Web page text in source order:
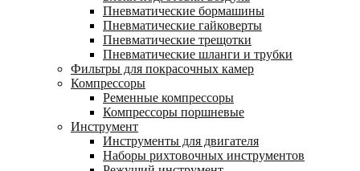
Пневматические бормашины
Пневматические гайковерты
Пневматические трещотки
Пневматические шланги и трубки
Фильтры для покрасочных камер
Компрессоры
Ременные компрессоры
Компрессоры поршневые
Инструмент
Инструменты для двигателя
Наборы рихтовочных инструментов